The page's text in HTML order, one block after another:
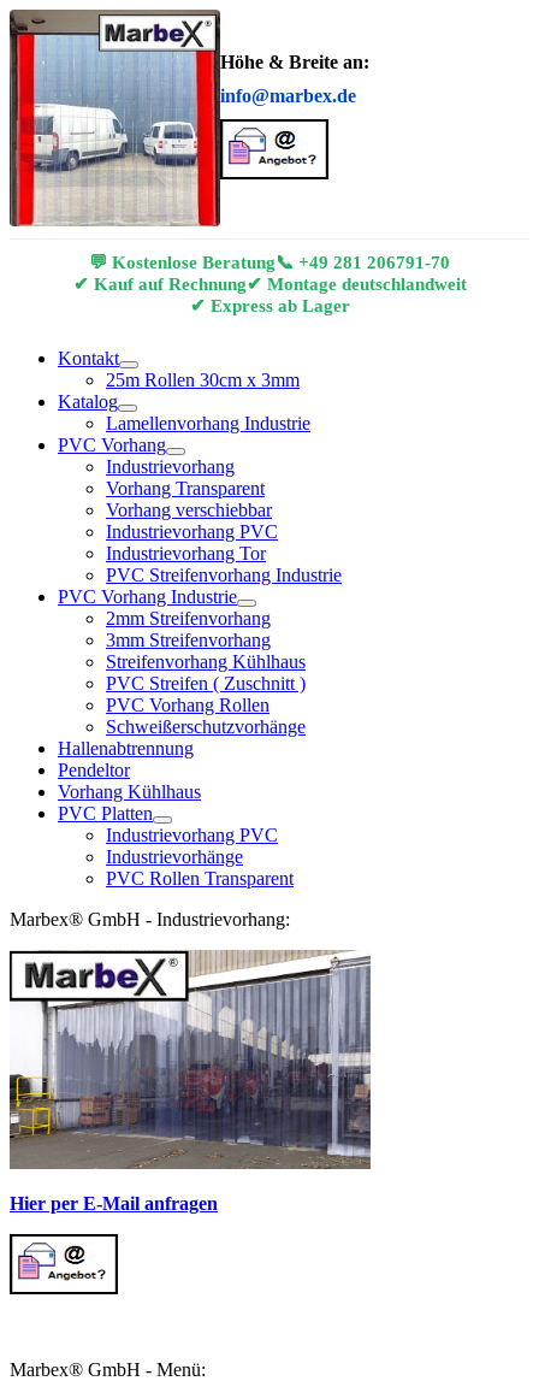
Höhe & Breite an:
info@marbex.de
💬 Kostenlose Beratung📞 +49 281 206791-70
✔ Kauf auf Rechnung✔ Montage deutschlandweit
✔ Express ab Lager
Kontakt
25m Rollen 30cm x 3mm
Katalog
Lamellenvorhang Industrie
PVC Vorhang
Industrievorhang
Vorhang Transparent
Vorhang verschiebbar
Industrievorhang PVC
Industrievorhang Tor
PVC Streifenvorhang Industrie
PVC Vorhang Industrie
2mm Streifenvorhang
3mm Streifenvorhang
Streifenvorhang Kühlhaus
PVC Streifen ( Zuschnitt )
PVC Vorhang Rollen
Schweißerschutzvorhänge
Hallenabtrennung
Pendeltor
Vorhang Kühlhaus
PVC Platten
Industrievorhang PVC
Industrievorhänge
PVC Rollen Transparent
Marbex® GmbH - Industrievorhang:
Hier per E-Mail anfragen
Marbex® GmbH - Menü: